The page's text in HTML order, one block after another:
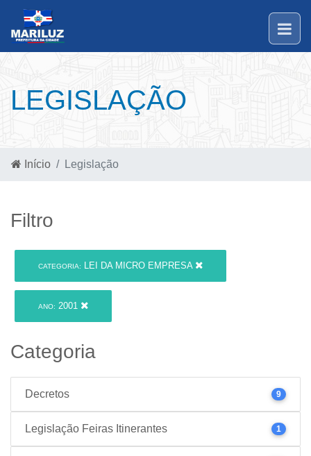
LEGISLAÇÃO
Início Legislação
Filtro
CATEGORIA: LEI DA MICRO EMPRESA
ANO: 2001
Categoria
Decretos 9
Legislação Feiras Itinerantes 1